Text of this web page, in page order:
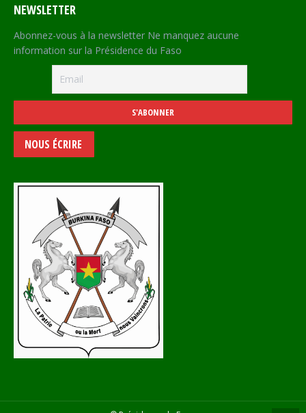
NEWSLETTER
Abonnez-vous à la newsletter Ne manquez aucune
information sur la Présidence du Faso
NOUS ÉCRIRE